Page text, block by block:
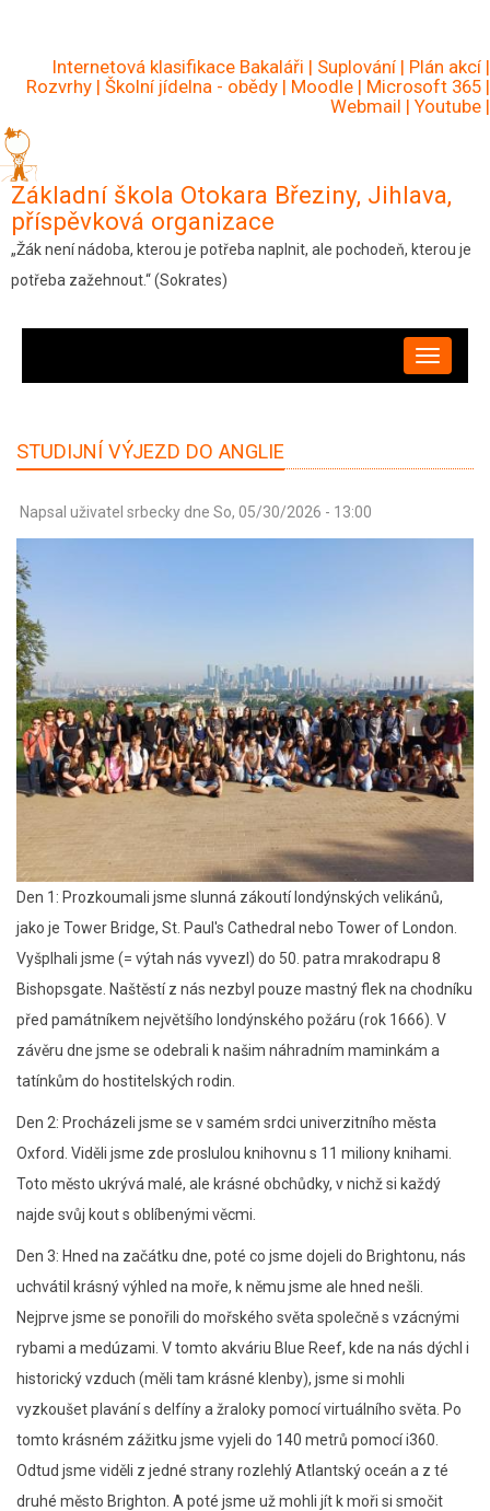
hlavnímuInternetová klasifikace Bakaláři | Suplování | Plán akcí |
Rozvrhy | Školní jídelna - obědy | Moodle | Microsoft 365 |
Webmail | Youtube |
Základní škola Otokara Březiny, Jihlava,
příspěvková organizace
„Žák není nádoba, kterou je potřeba naplnit, ale pochodeň, kterou je
potřeba zažehnout.“ (Sokrates)
STUDIJNÍ VÝJEZD DO ANGLIE
Napsal uživatel srbecky dne So, 05/30/2026 - 13:00
Den 1: Prozkoumali jsme slunná zákoutí londýnských velikánů,
jako je Tower Bridge, St. Paul's Cathedral nebo Tower of London.
Vyšplhali jsme (= výtah nás vyvezl) do 50. patra mrakodrapu 8
Bishopsgate. Naštěstí z nás nezbyl pouze mastný flek na chodníku
před památníkem největšího londýnského požáru (rok 1666). V
závěru dne jsme se odebrali k našim náhradním maminkám a
tatínkům do hostitelských rodin.
Den 2: Procházeli jsme se v samém srdci univerzitního města
Oxford. Viděli jsme zde proslulou knihovnu s 11 miliony knihami.
Toto město ukrývá malé, ale krásné obchůdky, v nichž si každý
najde svůj kout s oblíbenými věcmi.
Den 3: Hned na začátku dne, poté co jsme dojeli do Brightonu, nás
uchvátil krásný výhled na moře, k němu jsme ale hned nešli.
Nejprve jsme se ponořili do mořského světa společně s vzácnými
rybami a medúzami. V tomto akváriu Blue Reef, kde na nás dýchl i
historický vzduch (měli tam krásné klenby), jsme si mohli
vyzkoušet plavání s delfíny a žraloky pomocí virtuálního světa. Po
tomto krásném zážitku jsme vyjeli do 140 metrů pomocí i360.
Odtud jsme viděli z jedné strany rozlehlý Atlantský oceán a z té
druhé město Brighton. A poté jsme už mohli jít k moři si smočit